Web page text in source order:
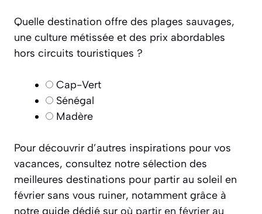
Quelle destination offre des plages sauvages,
une culture métissée et des prix abordables
hors circuits touristiques ?
Cap-Vert
Sénégal
Madère
Pour découvrir d’autres inspirations pour vos
vacances, consultez notre sélection des
meilleures destinations pour partir au soleil en
février sans vous ruiner, notamment grâce à
notre guide dédié sur où partir en février au